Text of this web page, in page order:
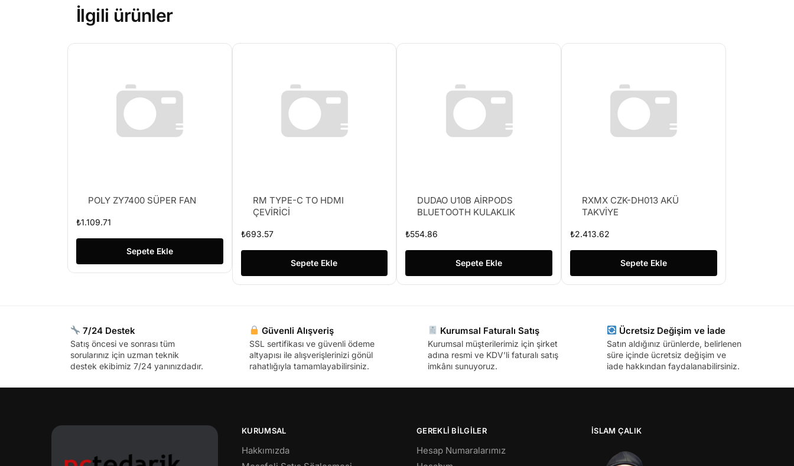
İlgili ürünler
POLY ZY7400 SÜPER FAN
₺1.109.71
Sepete Ekle
RM TYPE-C TO HDMI
ÇEVİRİCİ
₺693.57
Sepete Ekle
DUDAO U10B AİRPODS
BLUETOOTH KULAKLIK
₺554.86
Sepete Ekle
RXMX CZK-DH013 AKÜ
TAKVİYE
₺2.413.62
Sepete Ekle
7/24 Destek
Satış öncesi ve sonrası tüm
sorularınız için uzman teknik
destek ekibimiz 7/24 yanınızdadır.
Güvenli Alışveriş
SSL sertifikası ve güvenli ödeme
altyapısı ile alışverişlerinizi gönül
rahatlığıyla tamamlayabilirsiniz.
Kurumsal Faturalı Satış
Kurumsal müşterilerimiz için şirket
adına resmi ve KDV’li faturalı satış
imkânı sunuyoruz.
Ücretsiz Değişim ve İade
Satın aldığınız ürünlerde, belirlenen
süre içinde ücretsiz değişim ve
iade hakkından faydalanabilirsiniz.
KURUMSAL
Hakkımızda
GEREKLİ BİLGİLER
Hesap Numaralarımız
İSLAM ÇALIK